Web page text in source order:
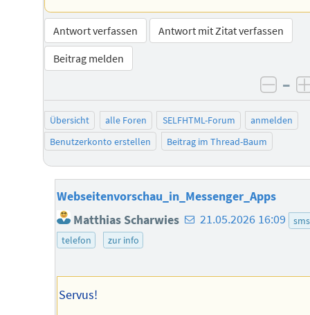
Antwort verfassen
Antwort mit Zitat verfassen
Beitrag melden
–
Übersicht alle Foren SELFHTML-Forum
anmelden
Benutzerkonto erstellen
Beitrag im Thread-Baum
Webseitenvorschau_in_Messenger_Apps
Matthias Scharwies E-
des
21.05.2026 16:09
sms
telefon
zur info
Servus!